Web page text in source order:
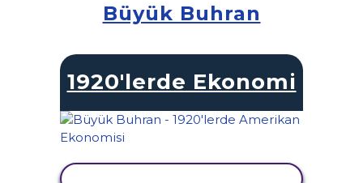
Büyük Buhran
1920'lerde Ekonomi